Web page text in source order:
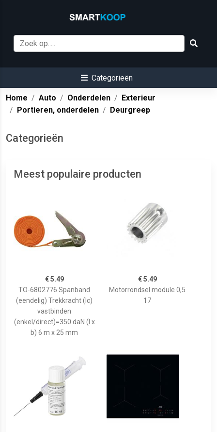
Categorieën
Home Auto Onderdelen
Exterieur
Portieren, onderdelen
Deurgreep
Categorieën
Meest populaire producten
€ 5.49
TO-6802776 Spanband
(eendelig) Trekkracht (lc)
vastbinden
(enkel/direct)=350 daN (l x
b) 6 m x 25 mm
€ 5.49
Motorrondsel module 0,5
17